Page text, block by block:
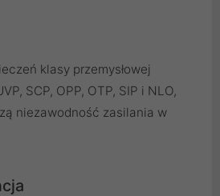
klasy przemysłowej
SCP, OPP, OTP, SIP i NLO,
niezawodność zasilania w